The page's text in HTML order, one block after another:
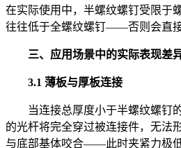
在实际使用中，半螺纹螺钉受限于
往往低于全螺纹螺钉——否则会直接
三、应用场景中的实际表现差
3.1 薄板与厚板连接
当连接总厚度小于半螺纹螺钉
的光杆将完全穿过被连接件，无法
与底部基体咬合——此时夹紧力极